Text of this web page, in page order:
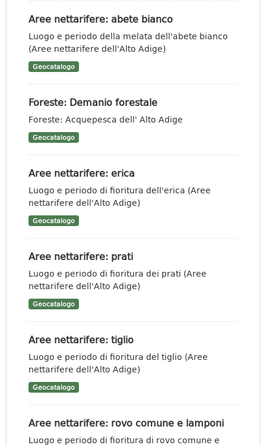
Aree nettarifere: abete bianco
Luogo e periodo della melata dell'abete bianco
(Aree nettarifere dell'Alto Adige)
Geocatalogo
Foreste: Demanio forestale
Foreste: Acquepesca dell' Alto Adige
Geocatalogo
Aree nettarifere: erica
Luogo e periodo di fioritura dell'erica (Aree
nettarifere dell'Alto Adige)
Geocatalogo
Aree nettarifere: prati
Luogo e periodo di fioritura dei prati (Aree
nettarifere dell'Alto Adige)
Geocatalogo
Aree nettarifere: tiglio
Luogo e periodo di fioritura del tiglio (Aree
nettarifere dell'Alto Adige)
Geocatalogo
Aree nettarifere: rovo comune e lamponi
Luogo e periodo di fioritura di rovo comune e